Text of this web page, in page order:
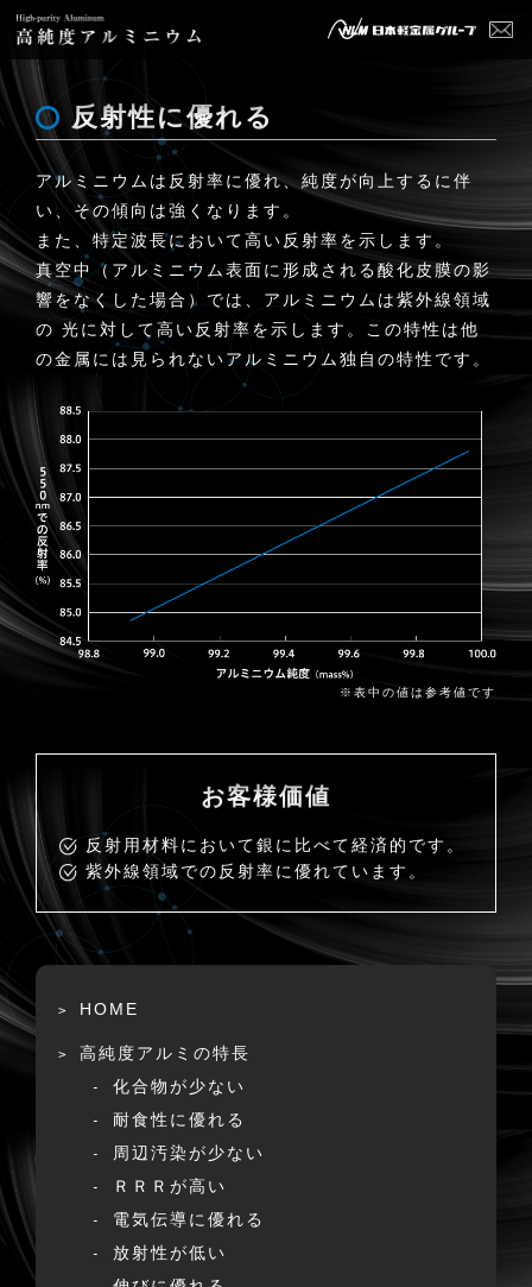
反射性に優れる
アルミニウムは反射率に優れ、純度が向上するに伴
い、その傾向は強くなります。
また、特定波長において高い反射率を示します。
真空中（アルミニウム表面に形成される酸化皮膜の影
響をなくした場合）では、アルミニウムは紫外線領域
の 光に対して高い反射率を示します。この特性は他
の金属には見られないアルミニウム独自の特性です。
※表中の値は参考値です
お客様価値
反射用材料において銀に比べて経済的です。
紫外線領域での反射率に優れています。
HOME
高純度アルミの特長
化合物が少ない
耐食性に優れる
周辺汚染が少ない
ＲＲＲが高い
電気伝導に優れる
放射性が低い